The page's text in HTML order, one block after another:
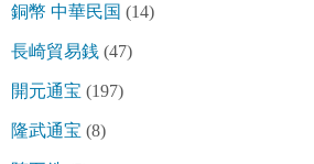
銅幣 中華民国 (14)
長崎貿易銭 (47)
開元通宝 (197)
隆武通宝 (8)